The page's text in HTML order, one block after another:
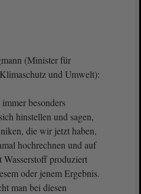
(Minister für
und Umwelt):
besonders
hinstellen und sagen,
die wir jetzt haben,
hochrechnen und auf
Wasserstoff produziert
oder jenem Ergebnis.
man bei diesen